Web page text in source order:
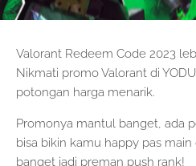
Valorant Redeem Code 2023
Nikmati promo Valorant di
potongan harga menarik.
Promonya mantul banget, ada
bisa bikin kamu happy pas
banget jadi preman push rank!